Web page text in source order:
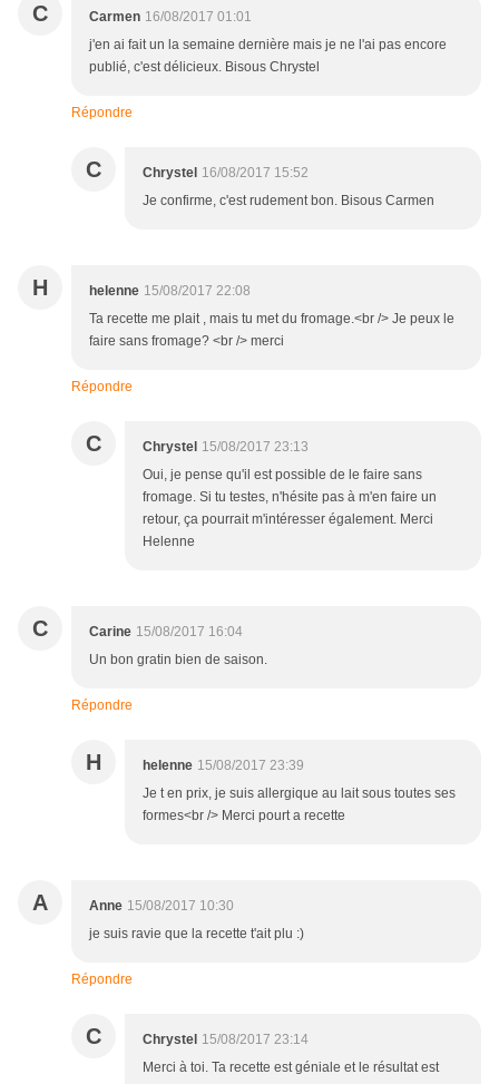
C Carmen 16/08/2017 01:01
j'en ai fait un la semaine dernière mais je ne l'ai pas encore
publié, c'est délicieux. Bisous Chrystel
Répondre
C Chrystel 16/08/2017 15:52
Je confirme, c'est rudement bon. Bisous Carmen
H helenne 15/08/2017 22:08
Ta recette me plait , mais tu met du fromage.<br /> Je peux le
faire sans fromage? <br /> merci
Répondre
C Chrystel 15/08/2017 23:13
Oui, je pense qu'il est possible de le faire sans
fromage. Si tu testes, n'hésite pas à m'en faire un
retour, ça pourrait m'intéresser également. Merci
Helenne
C Carine 15/08/2017 16:04
Un bon gratin bien de saison.
Répondre
H helenne 15/08/2017 23:39
Je t en prix, je suis allergique au lait sous toutes ses
formes<br /> Merci pourt a recette
A Anne 15/08/2017 10:30
je suis ravie que la recette t'ait plu :)
Répondre
C Chrystel 15/08/2017 23:14
Merci à toi. Ta recette est géniale et le résultat est